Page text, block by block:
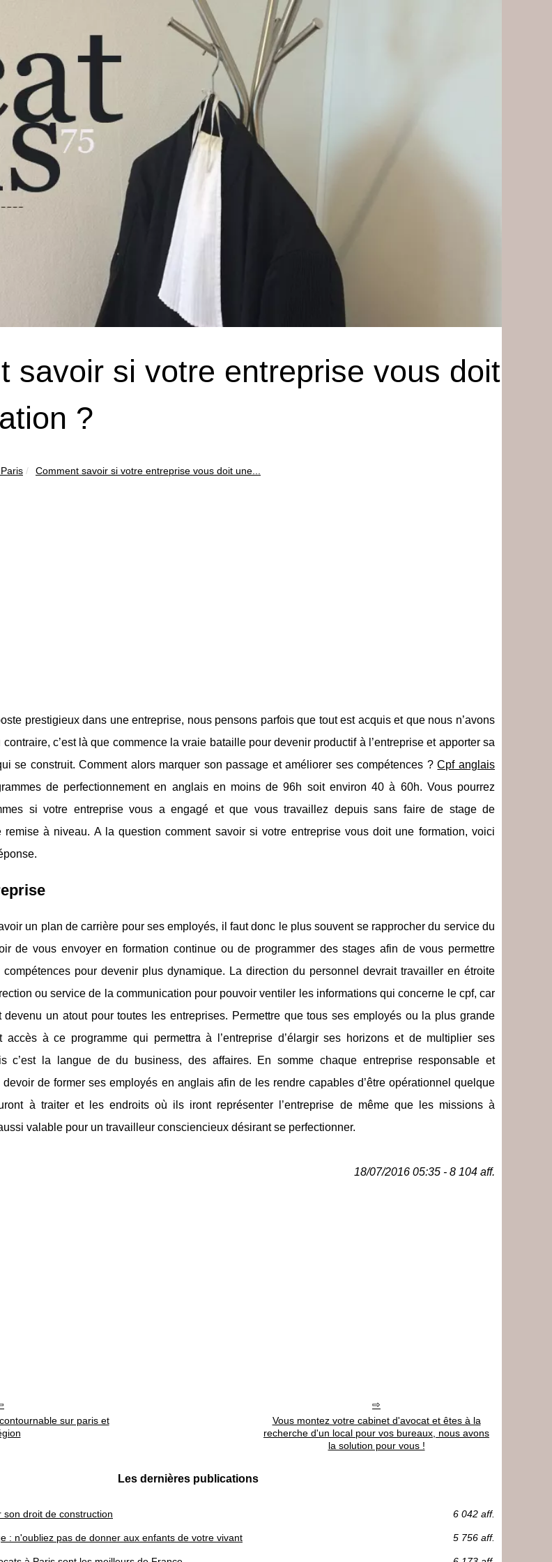
savoir si votre entreprise vous doit
?
Comment savoir si votre entreprise vous doit une...
prestigieux dans une entreprise, nous pensons parfois que tout est acquis et que nous n’avons
contraire, c’est là que commence la vraie bataille pour devenir productif à l’entreprise et apporter sa
se construit. Comment alors marquer son passage et améliorer ses compétences ?Cpf anglais
de perfectionnement en anglais en moins de 96h soit environ 40 à 60h. Vous pourrez
si votre entreprise vous a engagé et que vous travaillez depuis sans faire de stage de
remise à niveau. A la question comment savoir si votre entreprise vous doit une formation, voici
un plan de carrière pour ses employés, il faut donc le plus souvent se rapprocher du service du
de vous envoyer en formation continue ou de programmer des stages afin de vous permettre
compétences pour devenir plus dynamique. La direction du personnel devrait travailler en étroite
ou service de la communication pour pouvoir ventiler les informations qui concerne le cpf, car
devenu un atout pour toutes les entreprises. Permettre que tous ses employés ou la plus grande
accès à ce programme qui permettra à l’entreprise d’élargir ses horizons et de multiplier ses
c’est la langue de du business, des affaires. En somme chaque entreprise responsable et
de former ses employés en anglais afin de les rendre capables d’être opérationnel quelque
à traiter et les endroits où ils iront représenter l’entreprise de même que les missions à
valable pour un travailleur consciencieux désirant se perfectionner.
18/07/2016 05:35 - 8 104 aff.
sur paris et
Vous montez votre cabinet d'avocat et êtes à la
recherche d'un local pour vos bureaux, nous avons
la solution pour vous !
Les dernières publications
son droit de construction 6 042 aff.
: n'oubliez pas de donner aux enfants de votre vivant 5 756 aff.